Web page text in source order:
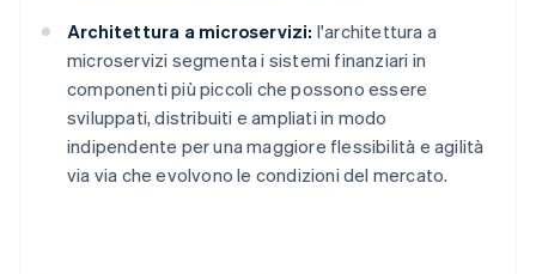
Architettura a microservizi: l'architettura a
microservizi segmenta i sistemi finanziari in
componenti più piccoli che possono essere
sviluppati, distribuiti e ampliati in modo
indipendente per una maggiore flessibilità e agilità
via via che evolvono le condizioni del mercato.